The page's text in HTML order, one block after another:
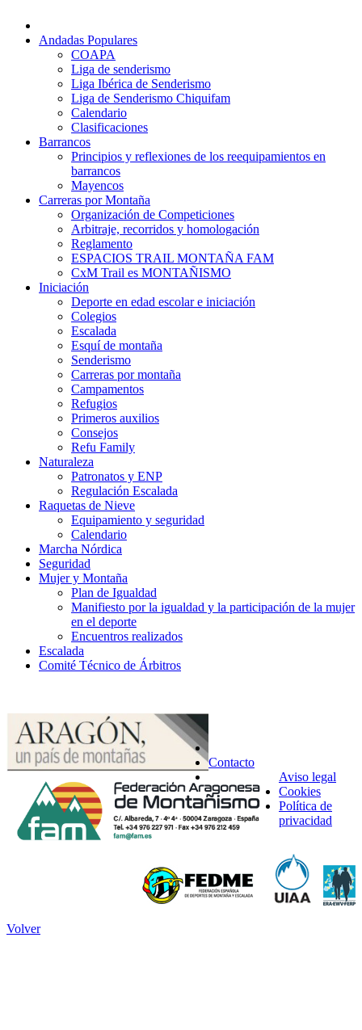
Andadas Populares
COAPA
Liga de senderismo
Liga Ibérica de Senderismo
Liga de Senderismo Chiquifam
Calendario
Clasificaciones
Barrancos
Principios y reflexiones de los reequipamientos en
barrancos
Mayencos
Carreras por Montaña
Organización de Competiciones
Arbitraje, recorridos y homologación
Reglamento
ESPACIOS TRAIL MONTAÑA FAM
CxM Trail es MONTAÑISMO
Iniciación
Deporte en edad escolar e iniciación
Colegios
Escalada
Esquí de montaña
Senderismo
Carreras por montaña
Campamentos
Refugios
Primeros auxilios
Consejos
Refu Family
Naturaleza
Patronatos y ENP
Regulación Escalada
Raquetas de Nieve
Equipamiento y seguridad
Calendario
Marcha Nórdica
Seguridad
Mujer y Montaña
Plan de Igualdad
Manifiesto por la igualdad y la participación de la mujer
en el deporte
Encuentros realizados
Escalada
Comité Técnico de Árbitros
Contacto
Aviso legal
Cookies
Política de
privacidad
Volver